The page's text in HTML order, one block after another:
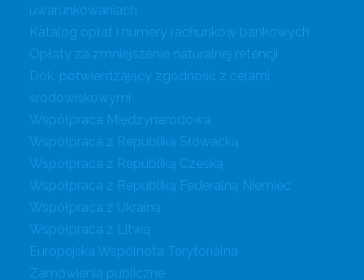
uwarunkowaniach
Katalog opłat i numery rachunków bankowych
Opłaty za zmniejszenie naturalnej retencji
Dok. potwierdzający zgodność z celami
środowiskowymi
Współpraca Międzynarodowa
Współpraca z Republiką Słowacką
Współpraca z Republiką Czeską
Współpraca z Republiką Federalną Niemiec
Współpraca z Ukrainą
Współpraca z Litwą
Europejska Wspólnota Terytorialna
Zamówienia publiczne